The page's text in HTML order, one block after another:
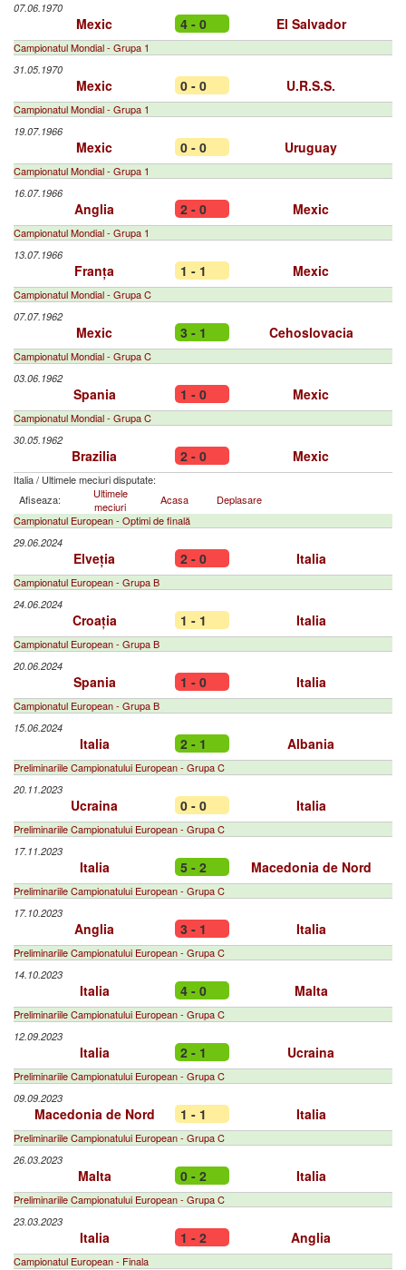
07.06.1970
Mexic 4 - 0 El Salvador
Campionatul Mondial - Grupa 1
31.05.1970
Mexic 0 - 0 U.R.S.S.
Campionatul Mondial - Grupa 1
19.07.1966
Mexic 0 - 0 Uruguay
Campionatul Mondial - Grupa 1
16.07.1966
Anglia 2 - 0 Mexic
Campionatul Mondial - Grupa 1
13.07.1966
Franța 1 - 1 Mexic
Campionatul Mondial - Grupa C
07.07.1962
Mexic 3 - 1 Cehoslovacia
Campionatul Mondial - Grupa C
03.06.1962
Spania 1 - 0 Mexic
Campionatul Mondial - Grupa C
30.05.1962
Brazilia 2 - 0 Mexic
Italia/ Ultimele meciuri disputate:
Afiseaza:
Ultimele
meciuri
Acasa
Deplasare
Campionatul European - Optimi de finală
29.06.2024
Elveția 2 - 0 Italia
Campionatul European - Grupa B
24.06.2024
Croația 1 - 1 Italia
Campionatul European - Grupa B
20.06.2024
Spania 1 - 0 Italia
Campionatul European - Grupa B
15.06.2024
Italia 2 - 1 Albania
Preliminariile Campionatului European - Grupa C
20.11.2023
Ucraina 0 - 0 Italia
Preliminariile Campionatului European - Grupa C
17.11.2023
Italia 5 - 2 Macedonia de Nord
Preliminariile Campionatului European - Grupa C
17.10.2023
Anglia 3 - 1 Italia
Preliminariile Campionatului European - Grupa C
14.10.2023
Italia 4 - 0 Malta
Preliminariile Campionatului European - Grupa C
12.09.2023
Italia 2 - 1 Ucraina
Preliminariile Campionatului European - Grupa C
09.09.2023
Macedonia de Nord 1 - 1 Italia
Preliminariile Campionatului European - Grupa C
26.03.2023
Malta 0 - 2 Italia
Preliminariile Campionatului European - Grupa C
23.03.2023
Italia 1 - 2 Anglia
Campionatul European - Finala